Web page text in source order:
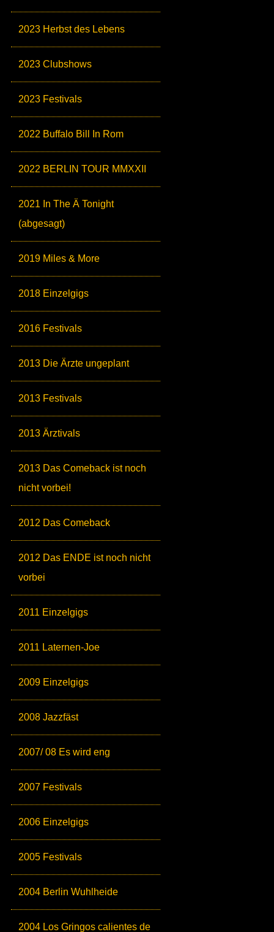
2023 Herbst des Lebens
2023 Clubshows
2023 Festivals
2022 Buffalo Bill In Rom
2022 BERLIN TOUR MMXXII
2021 In The Ä Tonight
(abgesagt)
2019 Miles & More
2018 Einzelgigs
2016 Festivals
2013 Die Ärzte ungeplant
2013 Festivals
2013 Ärztivals
2013 Das Comeback ist noch
nicht vorbei!
2012 Das Comeback
2012 Das ENDE ist noch nicht
vorbei
2011 Einzelgigs
2011 Laternen-Joe
2009 Einzelgigs
2008 Jazzfäst
2007/ 08 Es wird eng
2007 Festivals
2006 Einzelgigs
2005 Festivals
2004 Berlin Wuhlheide
2004 Los Gringos calientes de